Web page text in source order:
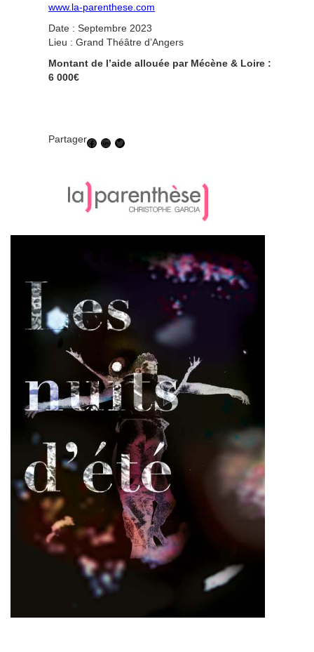
www.la-parenthese.com
Date : Septembre 2023
Lieu : Grand Théâtre d’Angers
Montant de l’aide allouée par Mécène & Loire :
6 000€
PartagerFacebook LinkedIn Twitter